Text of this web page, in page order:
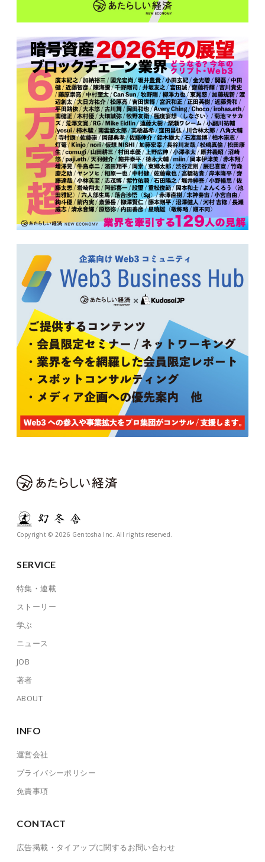
Copyright © 2026 Gentosha Inc. All rights reserved.
SERVICE
特集・連載
ストーリー
学ぶ
ニュース
JOB
著者
ABOUT
INFO
運営会社
プライバシーポリシー
免責事項
CONTACT
広告掲載・タイアップに関するお問い合わせ